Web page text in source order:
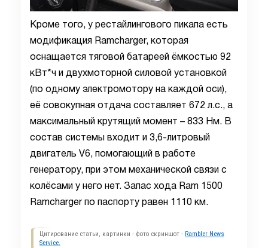
Кроме того, у рестайлингового пикапа есть
модификация Ramcharger, которая
оснащается тяговой батареей ёмкостью 92
кВт*ч и двухмоторной силовой установкой
(по одному электромотору на каждой оси),
её совокупная отдача составляет 672 л.с., а
максимальный крутящий момент – 833 Нм. В
состав системы входит и 3,6-литровый
двигатель V6, помогающий в работе
генератору, при этом механической связи с
колёсами у него нет. Запас хода Ram 1500
Ramcharger по паспорту равен 1110 км.
Цитирование статьи, картинки - фото скриншот - Rambler News
Service.